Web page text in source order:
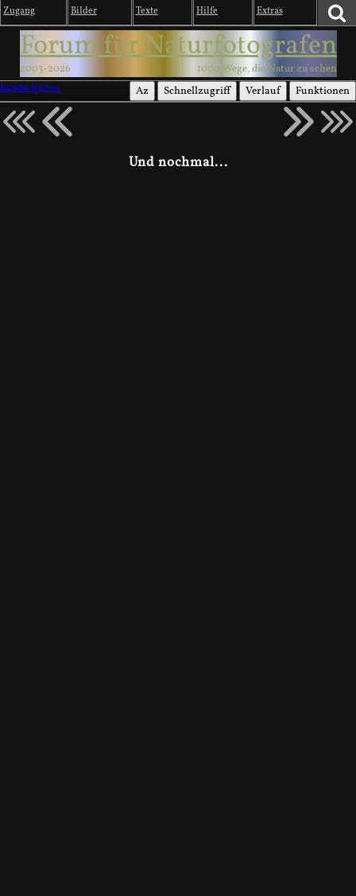
Zugang Bilder Texte Hilfe Extras
Forum für Naturfotografen
2003-2026
1000 Wege, die Natur zu sehen
Landschaften
Az Schnellzugriff Verlauf Funktionen
Und nochmal...